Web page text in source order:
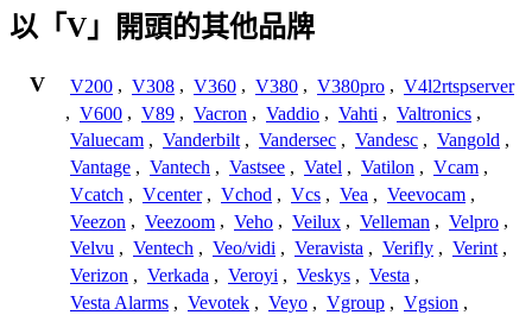
以「V」開頭的其他品牌
V V200 , V308 , V360 , V380 , V380pro , V4l2rtspserver
, V600 , V89 , Vacron , Vaddio , Vahti , Valtronics ,
Valuecam , Vanderbilt , Vandersec , Vandesc , Vangold ,
Vantage , Vantech , Vastsee , Vatel , Vatilon , Vcam ,
Vcatch , Vcenter , Vchod , Vcs , Vea , Veevocam ,
Veezon , Veezoom , Veho , Veilux , Velleman , Velpro ,
Velvu , Ventech , Veo/vidi , Veravista , Verifly , Verint ,
Verizon , Verkada , Veroyi , Veskys , Vesta ,
Vesta Alarms , Vevotek , Veyo , Vgroup , Vgsion ,